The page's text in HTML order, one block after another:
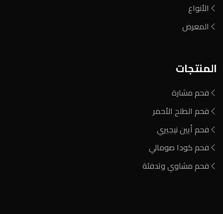
الأنواع
المعرض
المنتجات
فحم مشارة
فحم الطلح الأحمر
فحم أيين نيجيري
فحم كودا صومالي
فحم مشاوي وتدفئة